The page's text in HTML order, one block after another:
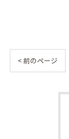
< 前のページ